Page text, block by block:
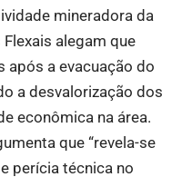
mineradora da
alegam que
a evacuação do
a desvalorização dos
econômica na área.
que “revela-se
perícia técnica no